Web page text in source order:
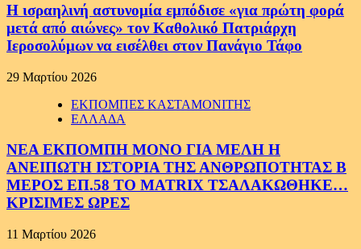
Η ισραηλινή αστυνομία εμπόδισε «για πρώτη φορά
μετά από αιώνες» τον Καθολικό Πατριάρχη
Ιεροσολύμων να εισέλθει στον Πανάγιο Τάφο
29 Μαρτίου 2026
ΕΚΠΟΜΠΕΣ ΚΑΣΤΑΜΟΝΙΤΗΣ
ΕΛΛΑΔΑ
ΝΕΑ ΕΚΠΟΜΠΗ ΜΟΝΟ ΓΙΑ ΜΕΛΗ Η
ΑΝΕΙΠΩΤΗ ΙΣΤΟΡΙΑ ΤΗΣ ΑΝΘΡΩΠΟΤΗΤΑΣ Β
ΜΕΡΟΣ ΕΠ.58 ΤΟ MATRIX ΤΣΑΛΑΚΩΘΗΚΕ…
ΚΡΙΣΙΜΕΣ ΩΡΕΣ
11 Μαρτίου 2026